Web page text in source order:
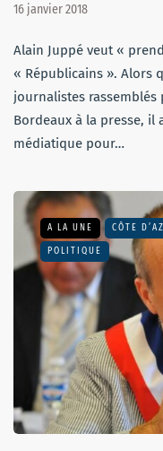
16 janvier 2018
Alain Juppé veut «
« Républicains ». Alors
journalistes
Bordeaux à la presse,
médiatique pour…
A LA UNE CÔTE
POLITIQUE